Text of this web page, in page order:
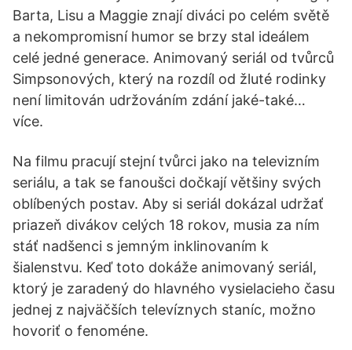
Barta, Lisu a Maggie znají diváci po celém světě
a nekompromisní humor se brzy stal ideálem
celé jedné generace. Animovaný seriál od tvůrců
Simpsonových, který na rozdíl od žluté rodinky
není limitován udržováním zdání jaké-také…
více.
Na filmu pracují stejní tvůrci jako na televizním
seriálu, a tak se fanoušci dočkají většiny svých
oblíbených postav. Aby si seriál dokázal udržať
priazeň divákov celých 18 rokov, musia za ním
stáť nadšenci s jemným inklinovaním k
šialenstvu. Keď toto dokáže animovaný seriál,
ktorý je zaradený do hlavného vysielacieho času
jednej z najväčších televíznych staníc, možno
hovoriť o fenoméne.